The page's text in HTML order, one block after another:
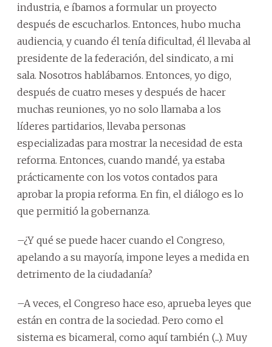
industria, e íbamos a formular un proyecto
después de escucharlos. Entonces, hubo mucha
audiencia, y cuando él tenía dificultad, él llevaba al
presidente de la federación, del sindicato, a mi
sala. Nosotros hablábamos. Entonces, yo digo,
después de cuatro meses y después de hacer
muchas reuniones, yo no solo llamaba a los
líderes partidarios, llevaba personas
especializadas para mostrar la necesidad de esta
reforma. Entonces, cuando mandé, ya estaba
prácticamente con los votos contados para
aprobar la propia reforma. En fin, el diálogo es lo
que permitió la gobernanza.
–¿Y qué se puede hacer cuando el Congreso,
apelando a su mayoría, impone leyes a medida en
detrimento de la ciudadanía?
–A veces, el Congreso hace eso, aprueba leyes que
están en contra de la sociedad. Pero como el
sistema es bicameral, como aquí también (...). Muy